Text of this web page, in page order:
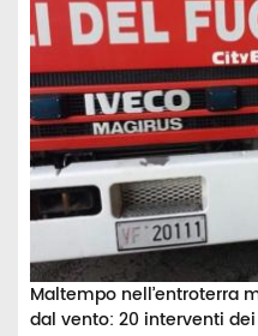
Maltempo nell’entroterra
dal vento: 20 interventi